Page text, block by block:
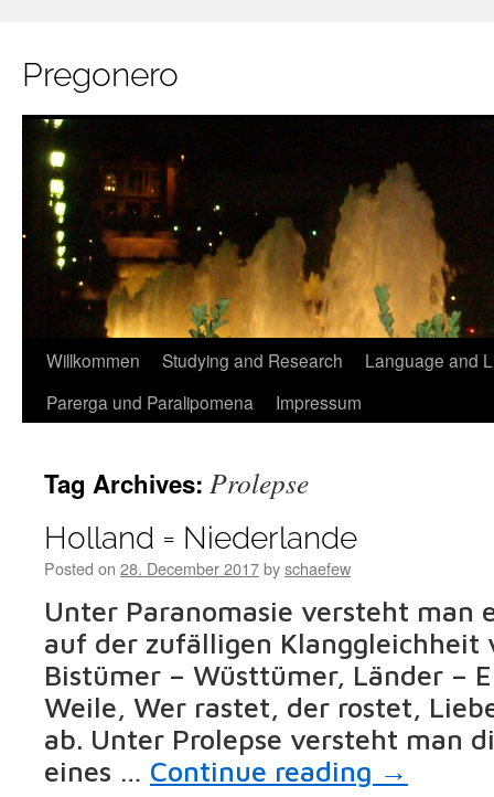
Pregonero
Skip
Willkommen Studying and Research
Language and
Parerga und Paralipomena
Impressum
Tag Archives: Prolepse
Holland = Niederlande
Posted on 28. December 2017byschaefew
Unter Paranomasie versteht man
auf der zufälligen
Bistümer – Wüsttümer, Länder –
Weile, Wer rastet, der rostet,
ab. Unter Prolepse versteht man
eines … Continue reading →